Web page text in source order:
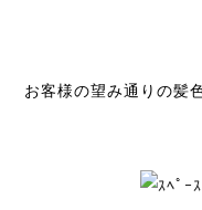
お客様の望み通りの髪